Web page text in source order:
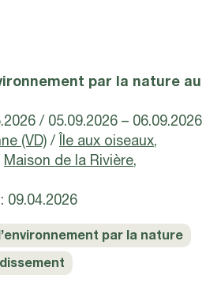
par la nature au
05.09.2026 – 06.09.2026
(VD) / Île aux oiseaux,
Maison de la Rivière,
09.04.2026
par la nature